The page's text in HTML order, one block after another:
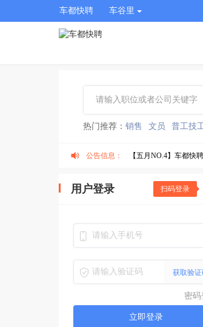
车都快聘 车谷里
热门推荐： 销售 文员 普工技
公告信息： 【五月NO.4】车都快
【五月NO.3】车都快
【五月NO.2】车都快
有编制！武汉经开区
用户登录 扫码登录
获取验证
密码
立即登录